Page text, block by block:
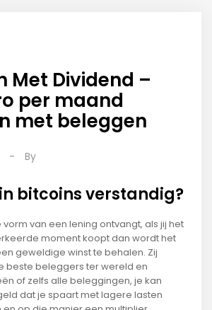
Met Dividend –
per maand
met beleggen
- By
bitcoins verstandig?
vorm van een lening ontvangt, als jij het
moment koopt dan wordt het
geweldige winst te behalen. Zij
beste beleggers ter wereld en
of zelfs alle beleggingen, je kan
dat je spaart met lagere lasten